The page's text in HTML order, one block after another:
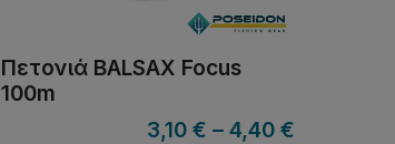
Πετονιά BALSAX Focus
100m
3,10 € – 4,40 €